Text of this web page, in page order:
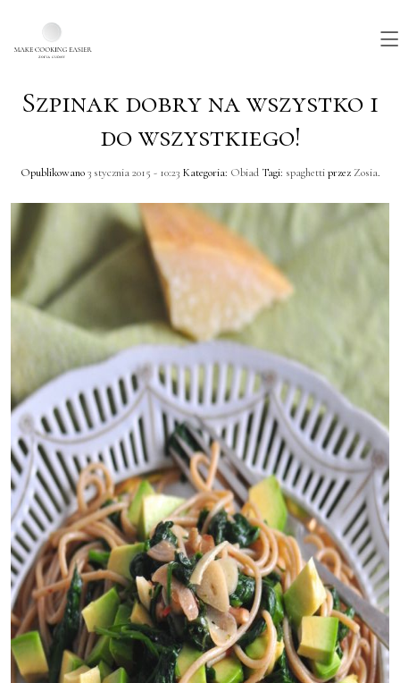
Skip to main content
Szpinak dobry na wszystko i
do wszystkiego!
Opublikowano3 stycznia 2015 - 10:23Kategoria: ObiadTagi: spaghettiprzez Zosia.